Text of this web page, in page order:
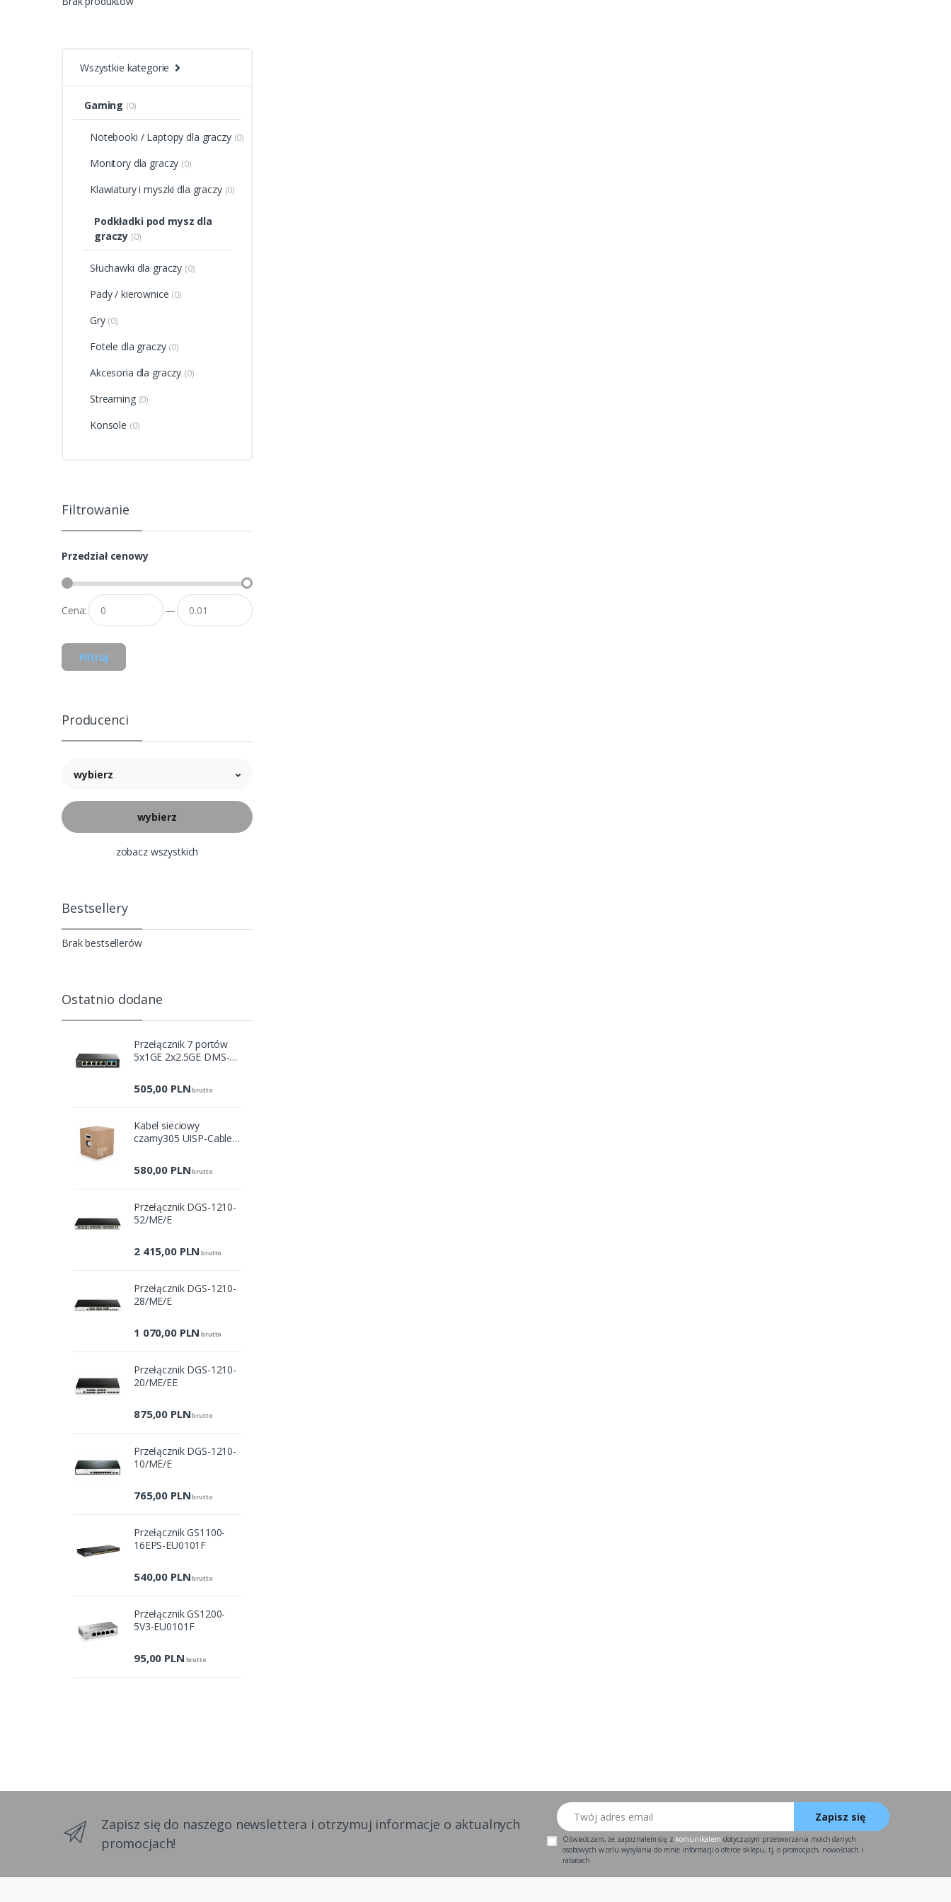
Wszystkie kategorie
Gaming (0)
Notebooki / Laptopy dla graczy (0)
Monitory dla graczy (0)
Klawiatury i myszki dla graczy (0)
Podkładki pod mysz dla
graczy (0)
Słuchawki dla graczy (0)
Pady / kierownice (0)
Gry (0)
Fotele dla graczy (0)
Akcesoria dla graczy (0)
Streaming (0)
Konsole (0)
Filtrowanie
Przedział cenowy
Cena: —
Filtruj
Producenci
wybierz
zobacz wszystkich
Bestsellery
Brak bestsellerów
Ostatnio dodane
Przełącznik 7 portów
5x1GE 2x2.5GE DMS-
505,00 PLNbrutto
Kabel sieciowy
czarny305 UISP-Cable-
580,00 PLNbrutto
Przełącznik DGS-1210-
52/ME/E
2 415,00 PLN brutto
Przełącznik DGS-1210-
28/ME/E
1 070,00 PLN brutto
Przełącznik DGS-1210-
20/ME/EE
875,00 PLNbrutto
Przełącznik DGS-1210-
10/ME/E
765,00 PLNbrutto
Przełącznik GS1100-
16EPS-EU0101F
540,00 PLNbrutto
Przełącznik GS1200-
5V3-EU0101F
95,00 PLN brutto
Zapisz się do naszego newslettera i otrzymuj informacje o aktualnych
promocjach!
Twój adres email
Zapisz się
Oświadczam, że zapoznałem się z komunikatem dotyczącym przetwarzania moich danych
osobowych w celu wysyłania do mnie informacji o ofercie sklepu, tj. o promocjach, nowościach i
rabatach